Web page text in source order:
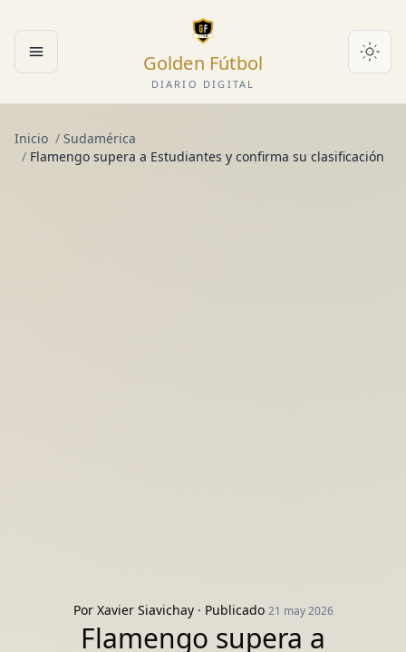
Abrir menú Golden Fútbol
DIARIO DIGITAL
Inicio / Sudamérica
/ Flamengo supera a Estudiantes y confirma su clasificación
Por Xavier Siavichay· Publicado 21 may 2026
Flamengo supera a